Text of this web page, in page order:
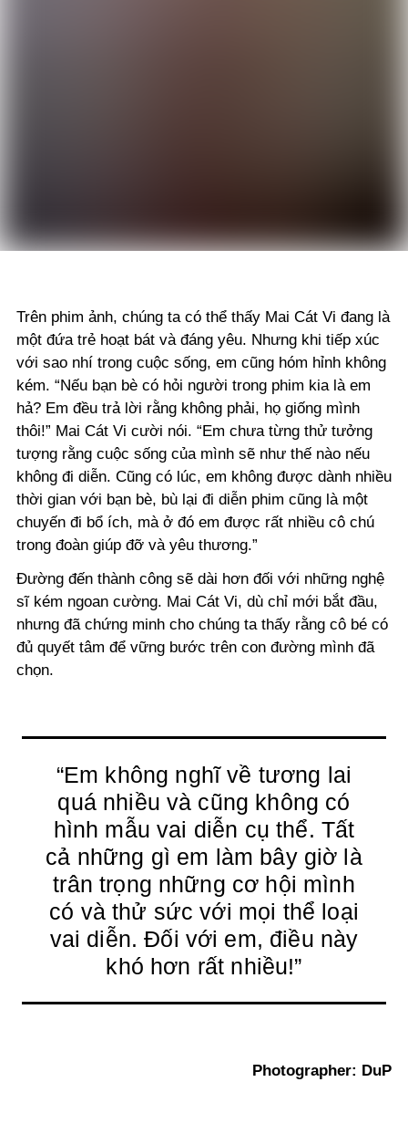
Trên phim ảnh, chúng ta có thể thấy Mai Cát Vi đang là
một đứa trẻ hoạt bát và đáng yêu. Nhưng khi tiếp xúc
với sao nhí trong cuộc sống, em cũng hóm hỉnh không
kém. “Nếu bạn bè có hỏi người trong phim kia là em
hả? Em đều trả lời rằng không phải, họ giống mình
thôi!” Mai Cát Vi cười nói. “Em chưa từng thử tưởng
tượng rằng cuộc sống của mình sẽ như thế nào nếu
không đi diễn. Cũng có lúc, em không được dành nhiều
thời gian với bạn bè, bù lại đi diễn phim cũng là một
chuyến đi bổ ích, mà ở đó em được rất nhiều cô chú
trong đoàn giúp đỡ và yêu thương.”
Đường đến thành công sẽ dài hơn đối với những nghệ
sĩ kém ngoan cường. Mai Cát Vi, dù chỉ mới bắt đầu,
nhưng đã chứng minh cho chúng ta thấy rằng cô bé có
đủ quyết tâm để vững bước trên con đường mình đã
chọn.
“Em không nghĩ về tương lai
quá nhiều và cũng không có
hình mẫu vai diễn cụ thể. Tất
cả những gì em làm bây giờ là
trân trọng những cơ hội mình
có và thử sức với mọi thể loại
vai diễn. Đối với em, điều này
khó hơn rất nhiều!”
Photographer: DuP